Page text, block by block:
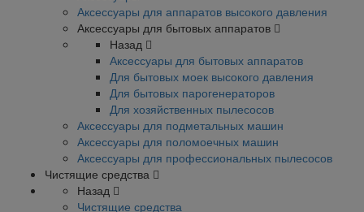
Аксессуары для аппаратов высокого давления
Аксессуары для бытовых аппаратов
Назад
Аксессуары для бытовых аппаратов
Для бытовых моек высокого давления
Для бытовых парогенераторов
Для хозяйственных пылесосов
Аксессуары для подметальных машин
Аксессуары для поломоечных машин
Аксессуары для профессиональных пылесосов
Чистящие средства
Назад
Чистящие средства